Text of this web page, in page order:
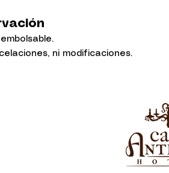
ni modificaciones.